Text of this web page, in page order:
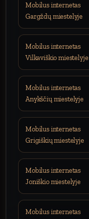
Mobilus internetas
Gargždų miestelyje
Mobilus internetas
Vilkaviškio miestelyje
Mobilus internetas
Anykščių miestelyje
Mobilus internetas
Grigiškių miestelyje
Mobilus internetas
Joniškio miestelyje
Mobilus internetas